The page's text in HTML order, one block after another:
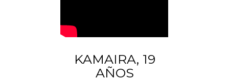
KAMAIRA, 19
AÑOS